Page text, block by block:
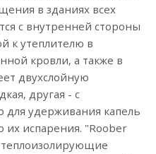
в зданиях всех
с внутренней стороны
к утеплителю в
кровли, а также в
двухслойную
другая - с
удерживания капель
их испарения. "Roober
теплоизолирующие